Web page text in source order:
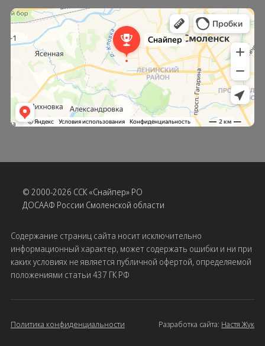
© 2000-2026 ССК «Снайпер» РО
ДОСААФ России Смоленской области
Содержание страниц сайта носит исключительно
информационный характер, может содержать ошибки и ни при
каких условиях не является публичной офертой, определяемой
положениями статьи 437 ГК РФ
Политика конфиденциальности Разработка сайта: Настя Жук